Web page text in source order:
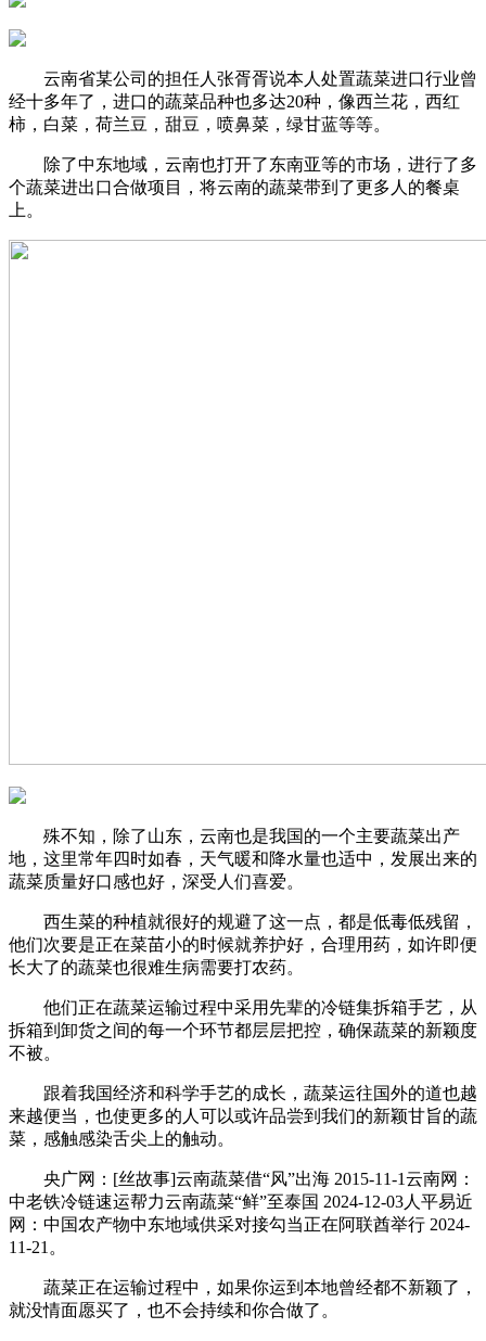
云南省某公司的担任人张胥胥说本人处置蔬菜进口行业曾
经十多年了，进口的蔬菜品种也多达20种，像西兰花，西红
柿，白菜，荷兰豆，甜豆，喷鼻菜，绿甘蓝等等。
除了中东地域，云南也打开了东南亚等的市场，进行了多
个蔬菜进出口合做项目，将云南的蔬菜带到了更多人的餐桌
上。
殊不知，除了山东，云南也是我国的一个主要蔬菜出产
地，这里常年四时如春，天气暖和降水量也适中，发展出来的
蔬菜质量好口感也好，深受人们喜爱。
西生菜的种植就很好的规避了这一点，都是低毒低残留，
他们次要是正在菜苗小的时候就养护好，合理用药，如许即便
长大了的蔬菜也很难生病需要打农药。
他们正在蔬菜运输过程中采用先辈的冷链集拆箱手艺，从
拆箱到卸货之间的每一个环节都层层把控，确保蔬菜的新颖度
不被。
跟着我国经济和科学手艺的成长，蔬菜运往国外的道也越
来越便当，也使更多的人可以或许品尝到我们的新颖甘旨的蔬
菜，感触感染舌尖上的触动。
央广网：[丝故事]云南蔬菜借“风”出海 2015-11-1云南网：
中老铁冷链速运帮力云南蔬菜“鲜”至泰国 2024-12-03人平易近
网：中国农产物中东地域供采对接勾当正在阿联酋举行 2024-
11-21。
蔬菜正在运输过程中，如果你运到本地曾经都不新颖了，
就没情面愿买了，也不会持续和你合做了。